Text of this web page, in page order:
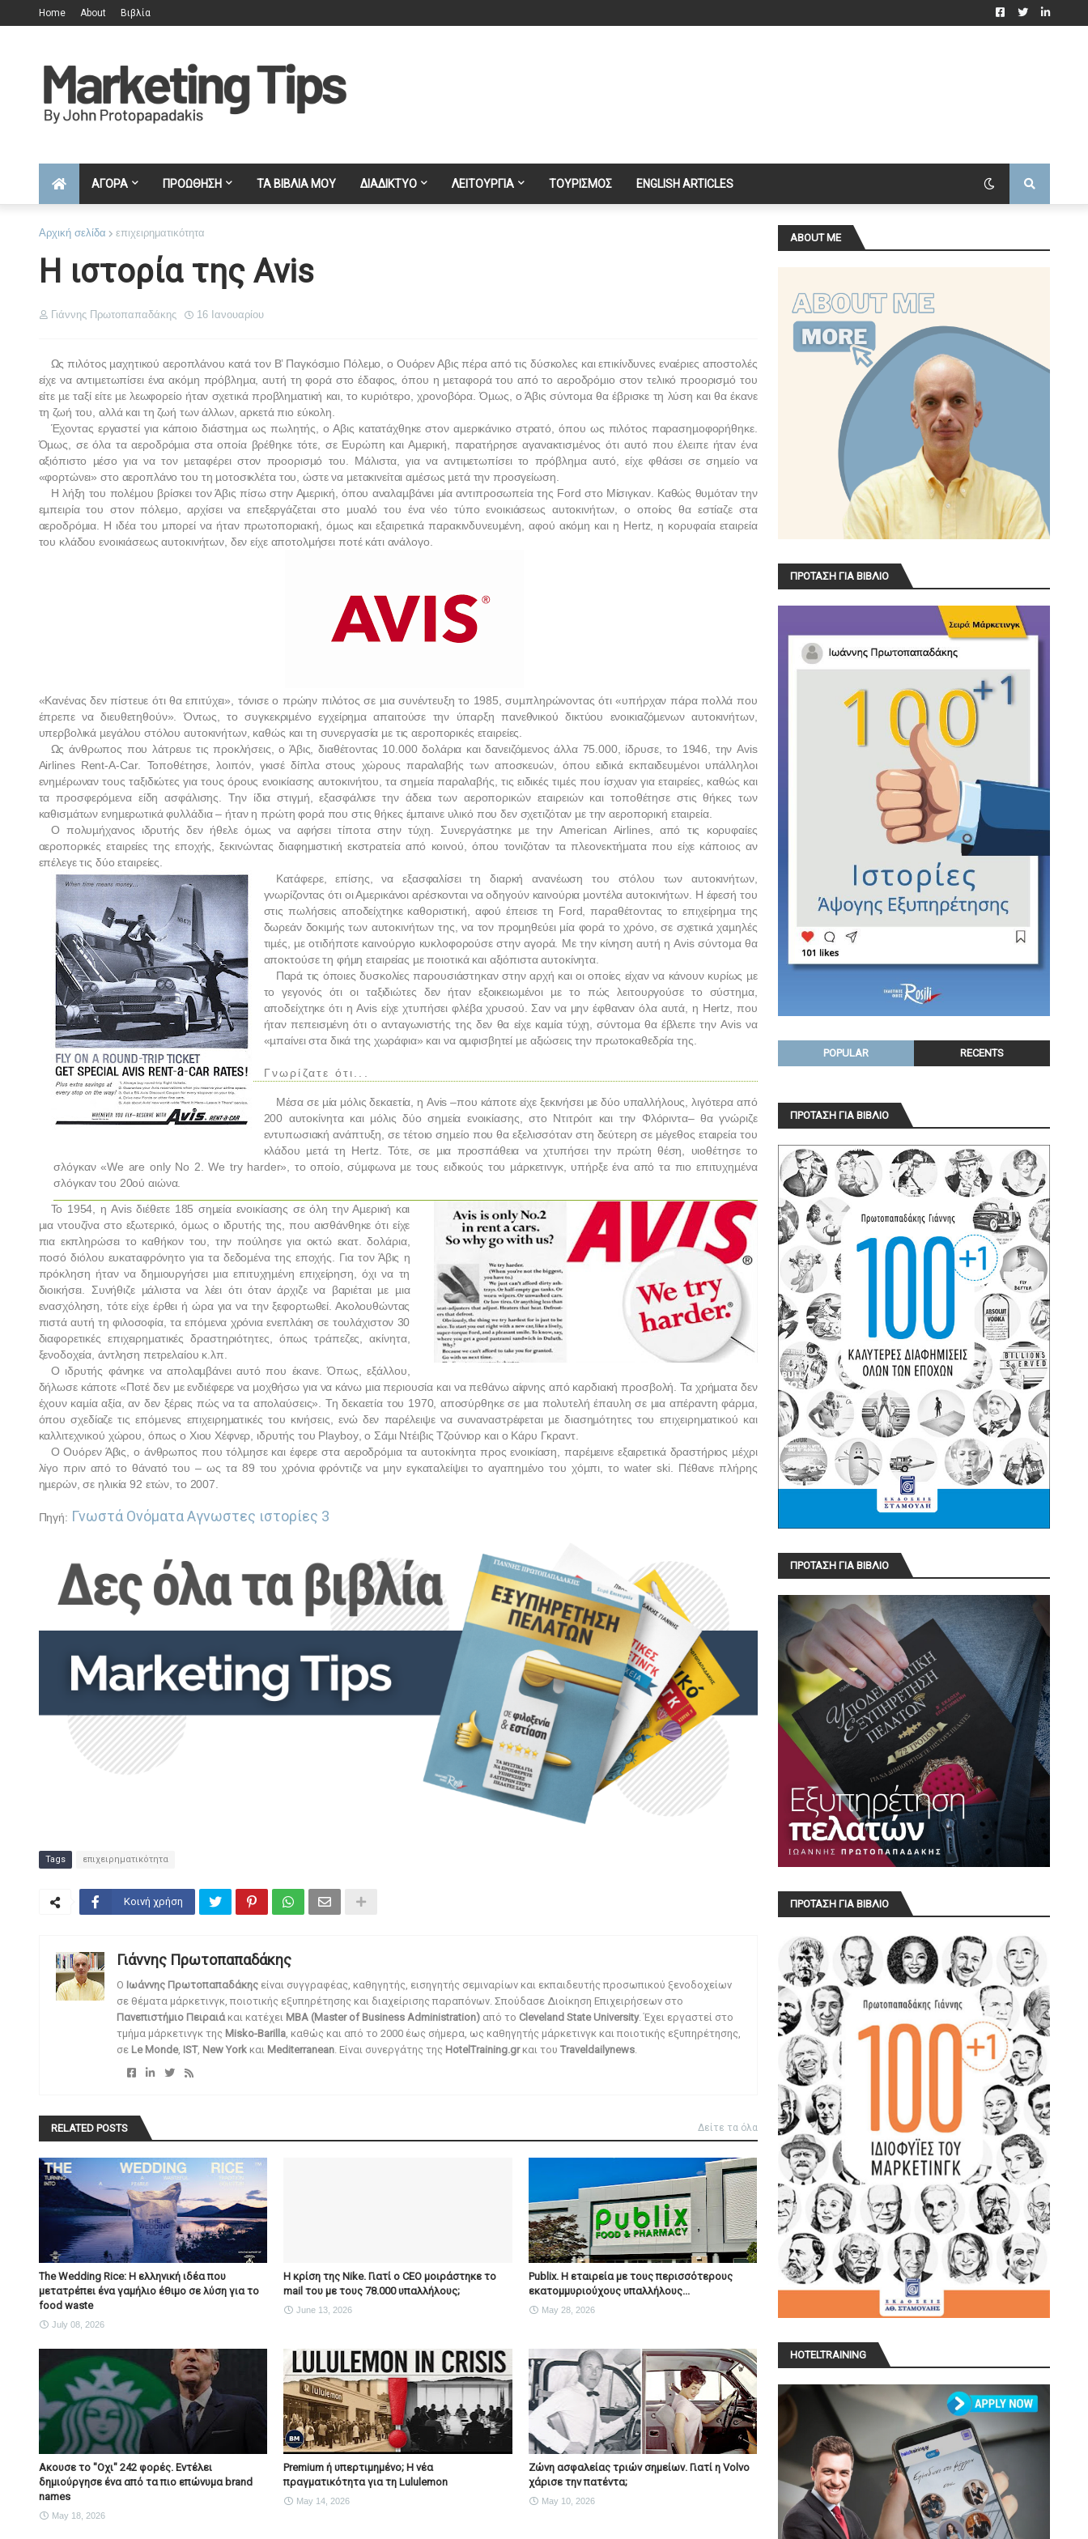
Home About Βιβλία
ΑΓΟΡΑ ΠΡΟΩΘΗΣΗ ΤΑ ΒΙΒΛΙΑ ΜΟΥ ΔΙΑΔΙΚΤΥΟ ΛΕΙΤΟΥΡΓΙΑ ΤΟΥΡΙΣΜΟΣ ENGLISH ARTICLES
Αρχική σελίδα επιχειρηματικότητα
Η ιστορία της Avis
Γιάννης Πρωτοπαπαδάκης 16 Ιανουαρίου
Ως πιλότος µαχητικού αεροπλάνου κατά τον Β’ Παγκόσµιο Πόλεµο, ο Ουόρεν Αβις πέρα από τις δύσκολες και επικίνδυνες εναέριες αποστολές
είχε να αντιµετωπίσει ένα ακόµη πρόβληµα, αυτή τη φορά στο έδαφος, όπου η µεταφορά του από το αεροδρόµιο στον τελικό προορισµό του
είτε µε ταξί είτε µε λεωφορείο ήταν σχετικά προβληµατική και, το κυριότερο, χρονοβόρα. Όµως, ο Άβις σύντοµα θα έβρισκε τη λύση και θα έκανε
τη ζωή του, αλλά και τη ζωή των άλλων, αρκετά πιο εύκολη.
Έχοντας εργαστεί για κάποιο διάστηµα ως πωλητής, ο Αβις κατατάχθηκε στον αµερικάνικο στρατό, όπου ως πιλότος παρασηµοφορήθηκε.
Όµως, σε όλα τα αεροδρόµια στα οποία βρέθηκε τότε, σε Ευρώπη και Αµερική, παρατήρησε αγανακτισµένος ότι αυτό που έλειπε ήταν ένα
αξιόπιστο µέσο για να τον µεταφέρει στον προορισµό του. Μάλιστα, για να αντιµετωπίσει το πρόβληµα αυτό, είχε φθάσει σε σηµείο να
«φορτώνει» στο αεροπλάνο του τη µοτοσικλέτα του, ώστε να µετακινείται αµέσως µετά την προσγείωση.
Η λήξη του πολέµου βρίσκει τον Άβις πίσω στην Αµερική, όπου αναλαµβάνει µία αντιπροσωπεία της Ford στο Μίσιγκαν. Καθώς θυµόταν την
εµπειρία του στον πόλεµο, αρχίσει να επεξεργάζεται στο µυαλό του ένα νέο τύπο ενοικιάσεως αυτοκινήτων, ο οποίος θα εστίαζε στα
αεροδρόµια. Η ιδέα του µπορεί να ήταν πρωτοποριακή, όµως και εξαιρετικά παρακινδυνευµένη, αφού ακόµη και η Hertz , η κορυφαία εταιρεία
του κλάδου ενοικιάσεως αυτοκινήτων, δεν είχε αποτολµήσει ποτέ κάτι ανάλογο.
«Κανένας δεν πίστευε ότι θα επιτύχει», τόνισε ο πρώην πιλότος σε µια συνέντευξη το 1985, συµπληρώνοντας ότι «υπήρχαν πάρα πολλά που
έπρεπε να διευθετηθούν». Όντως, το συγκεκριµένο εγχείρηµα απαιτούσε την ύπαρξη πανεθνικού δικτύου ενοικιαζόµενων αυτοκινήτων,
υπερβολικά µεγάλου στόλου αυτοκινήτων, καθώς και τη συνεργασία µε τις αεροπορικές εταιρείες.
Ως άνθρωπος που λάτρευε τις προκλήσεις, ο Άβις, διαθέτοντας 10.000 δολάρια και δανειζόµενος άλλα 75.000, ίδρυσε, το 1946, τηνAvis
Airlines Rent-A-Car. Τοποθέτησε, λοιπόν, γκισέ δίπλα στους χώρους παραλαβής των αποσκευών, όπου ειδικά εκπαιδευµένοι υπάλληλοι
ενηµέρωναν τους ταξιδιώτες για τους όρους ενοικίασης αυτοκινήτου, τα σηµεία παραλαβής, τις ειδικές τιµές που ίσχυαν για εταιρείες, καθώς και
τα προσφερόµενα είδη ασφάλισης. Την ίδια στιγµή, εξασφάλισε την άδεια των αεροπορικών εταιρειών και τοποθέτησε στις θήκες των
καθισµάτων ενηµερωτικά φυλλάδια – ήταν η πρώτη φορά που στις θήκες έµπαινε υλικό που δεν σχετιζόταν µε την αεροπορική εταιρεία.
Ο πολυµήχανος ιδρυτής δεν ήθελε όµως να αφήσει τίποτα στην τύχη. Συνεργάστηκε µε τηνAmerican Airlines, από τις κορυφαίες
αεροπορικές εταιρείες της εποχής, ξεκινώντας διαφηµιστική εκστρατεία από κοινού, όπου τονιζόταν τα πλεονεκτήµατα που είχε κάποιος αν
επέλεγε τις δύο εταιρείες.
Κατάφερε, επίσης, να εξασφαλίσει τη διαρκή ανανέωση του στόλου των αυτοκινήτων,
γνωρίζοντας ότι οι Αµερικάνοι αρέσκονται να οδηγούν καινούρια µοντέλα αυτοκινήτων. Η έφεσή του
στις πωλήσεις αποδείχτηκε καθοριστική, αφού έπεισε τη Ford , παραθέτοντας το επιχείρηµα της
δωρεάν δοκιµής των αυτοκινήτων της, να τον προµηθεύει µία φορά το χρόνο, σε σχετικά χαµηλές
τιµές, µε οτιδήποτε καινούργιο κυκλοφορούσε στην αγορά. Με την κίνηση αυτή ηAvisσύντοµα θα
αποκτούσε τη φήµη εταιρείας µε ποιοτικά και αξιόπιστα αυτοκίνητα.
Παρά τις όποιες δυσκολίες παρουσιάστηκαν στην αρχή και οι οποίες είχαν να κάνουν κυρίως µε
το γεγονός ότι οι ταξιδιώτες δεν ήταν εξοικειωµένοι µε το πώς λειτουργούσε το σύστηµα,
αποδείχτηκε ότι ηAvisείχε χτυπήσει φλέβα χρυσού. Σαν να µην έφθαναν όλα αυτά, η Hertz , που
ήταν πεπεισµένη ότι ο ανταγωνιστής της δεν θα είχε καµία τύχη, σύντοµα θα έβλεπε τηνAvisνα
«µπαίνει στα δικά της χωράφια» και να αµφισβητεί µε αξιώσεις την πρωτοκαθεδρία της.
Γνωρίζατε ότι...
Μέσα σε µία µόλις δεκαετία, η Avis –που κάποτε είχε ξεκινήσει µε δύο υπαλλήλους, λιγότερα από
200 αυτοκίνητα και µόλις δύο σηµεία ενοικίασης, στο Ντιτρόιτ και την Φλόριντα– θα γνώριζε
εντυπωσιακή ανάπτυξη, σε τέτοιο σηµείο που θα εξελισσόταν στη δεύτερη σε µέγεθος εταιρεία του
κλάδου µετά τη Hertz . Τότε, σε µια προσπάθεια να χτυπήσει την πρώτη θέση, υιοθέτησε το
σλόγκαν «We are only No 2.We try harder», το οποίο, σύµφωνα µε τους ειδικούς του µάρκετινγκ, υπήρξε ένα από τα πιο επιτυχηµένα
σλόγκαν του 20ού αιώνα.
Το 1954, ηAvisδιέθετε 185 σηµεία ενοικίασης σε όλη την Αµερική και
µια ντουζίνα στο εξωτερικό, όµως ο ιδρυτής της, που αισθάνθηκε ότι είχε
πια εκπληρώσει το καθήκον του, την πούλησε για οκτώ εκατ. δολάρια,
ποσό διόλου ευκαταφρόνητο για τα δεδοµένα της εποχής. Για τον Άβις η
πρόκληση ήταν να δηµιουργήσει µια επιτυχηµένη επιχείρηση, όχι να τη
διοικήσει. Συνήθιζε µάλιστα να λέει ότι όταν άρχιζε να βαριέται µε µια
ενασχόληση, τότε είχε έρθει ή ώρα για να την ξεφορτωθεί. Ακολουθώντας
πιστά αυτή τη φιλοσοφία, τα επόµενα χρόνια ενεπλάκη σε τουλάχιστον 30
διαφορετικές επιχειρηµατικές δραστηριότητες, όπως τράπεζες, ακίνητα,
ξενοδοχεία, άντληση πετρελαίου κ.λπ.
Ο ιδρυτής φάνηκε να απολαµβάνει αυτό που έκανε. Όπως, εξάλλου,
δήλωσε κάποτε «Ποτέ δεν µε ενδιέφερε να µοχθήσω για να κάνω µια περιουσία και να πεθάνω αίφνης από καρδιακή προσβολή. Τα χρήµατα δεν
έχουν καµία αξία, αν δεν ξέρεις πώς να τα απολαύσεις». Τη δεκαετία του 1970, αποσύρθηκε σε µια πολυτελή έπαυλη σε µια απέραντη φάρµα,
όπου σχεδίαζε τις επόµενες επιχειρηµατικές του κινήσεις, ενώ δεν παρέλειψε να συναναστρέφεται µε διασηµότητες του επιχειρηµατικού και
καλλιτεχνικού χώρου, όπως ο Χιου Χέφνερ, ιδρυτής του Playboy, ο Σάµι Ντέιβις Τζούνιορ και ο Κάρυ Γκραντ.
Ο Ουόρεν Άβις, ο άνθρωπος που τόλµησε και έφερε στα αεροδρόµια τα αυτοκίνητα προς ενοικίαση, παρέµεινε εξαιρετικά δραστήριος µέχρι
λίγο πριν από το θάνατό του – ως τα 89 του χρόνια φρόντιζε να µην εγκαταλείψει το αγαπηµένο του χόµπι, το water ski . Πέθανε πλήρης
ηµερών, σε ηλικία 92 ετών, το 2007.
Πηγή: Γνωστά Ονόματα Αγνωστες ιστορίες 3
Tags επιχειρηματικότητα
Κοινή χρήση
Γιάννης Πρωτοπαπαδάκης
O Ιωάννης Πρωτοπαπαδάκης είναι συγγραφέας, καθηγητής, εισηγητής σεμιναρίων και εκπαιδευτής προσωπικού ξενοδοχείων
σε θέματα μάρκετινγκ, ποιοτικής εξυπηρέτησης και διαχείρισης παραπόνων. Σπούδασε Διοίκηση Επιχειρήσεων στο
Πανεπιστήμιο Πειραιάκαι κατέχει MBA (Master of Business Administration)από το Cleveland State University. Έχει εργαστεί στο
τμήμα μάρκετινγκ της Misko-Barilla, καθώς και από το 2000 έως σήμερα, ως καθηγητής μάρκετινγκ και ποιοτικής εξυπηρέτησης,
σε Le Monde, IST, New Yorkκαι Mediterranean. Είναι συνεργάτης της HotelTraining.grκαι του Traveldailynews.
RELATED POSTS Δείτε τα όλα
The Wedding Rice: Η ελληνική ιδέα που
μετατρέπει ένα γαμήλιο έθιμο σε λύση για το
food waste
July 08, 2026
Η κρίση της Nike. Γιατί ο CEO μοιράστηκε το
mail του με τους 78.000 υπαλλήλους;
June 13, 2026
Publix. Η εταιρεία με τους περισσότερους
εκατομμυριούχους υπαλλήλους...
May 28, 2026
Ακουσε το "Οχι" 242 φορές. Εντέλει
δημιούργησε ένα από τα πιο επώνυμα brand
names
May 18, 2026
Premium ή υπερτιμημένο; Η νέα
πραγματικότητα για τη Lululemon
May 14, 2026
Ζώνη ασφαλείας τριών σημείων. Γιατί η Volvo
χάρισε την πατέντα;
May 10, 2026
ABOUT ME
ΠΡΟΤΑΣΗ ΓΙΑ ΒΙΒΛΙΟ
POPULAR RECENTS
ΠΡΟΤΑΣΗ ΓΙΑ ΒΙΒΛΙΟ
ΠΡΟΤΑΣΗ ΓΙΑ ΒΙΒΛΙΟ
ΠΡΟΤΑΣΗ ΓΙΑ ΒΙΒΛΙΟ
HOTELTRAINING